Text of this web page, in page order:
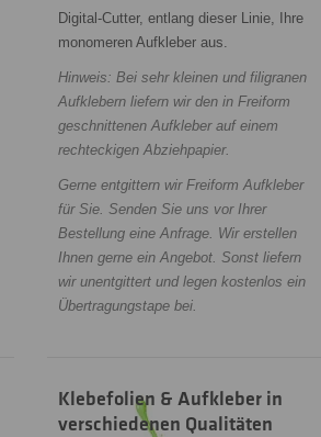
Digital-Cutter, entlang dieser Linie, Ihre
monomeren Aufkleber aus.
Hinweis: Bei sehr kleinen und filigranen
Aufklebern liefern wir den in Freiform
geschnittenen Aufkleber auf einem
rechteckigen Abziehpapier.
Gerne entgittern wir Freiform Aufkleber
für Sie. Senden Sie uns vor Ihrer
Bestellung eine Anfrage. Wir erstellen
Ihnen gerne ein Angebot. Sonst liefern
wir unentgittert und legen kostenlos ein
Übertragungstape bei.
Klebefolien & Aufkleber in
verschiedenen Qualitäten